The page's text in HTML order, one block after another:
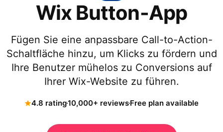
Wix Button-App
Fügen Sie eine anpassbare Call-to-Action-
Schaltfläche hinzu, um Klicks zu fördern und
Ihre Benutzer mühelos zu Conversions auf
Ihrer Wix-Website zu führen.
4.8 rating10,000+ reviewsFree plan available